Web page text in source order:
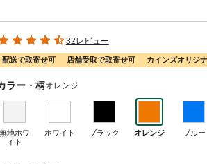
32レビュー
配送で取寄せ可 店舗受取で取寄せ可 カインズオリジ
ラー・柄オレンジ
無地ホワ
イト
ホワイト ブラック オレンジ ブルー